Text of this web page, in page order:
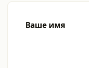
Ваше имя